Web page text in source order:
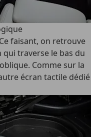
faisant, on retrouve
qui traverse le bas du
Comme sur la
écran tactile dédié